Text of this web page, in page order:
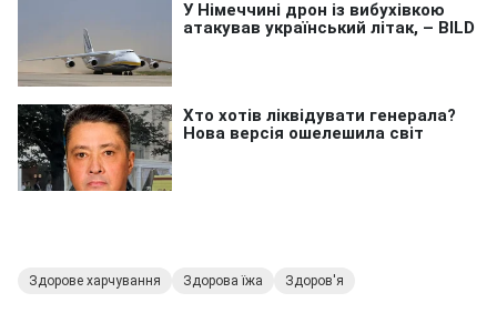
Здорове харчування Здорова їжа Здоров'я